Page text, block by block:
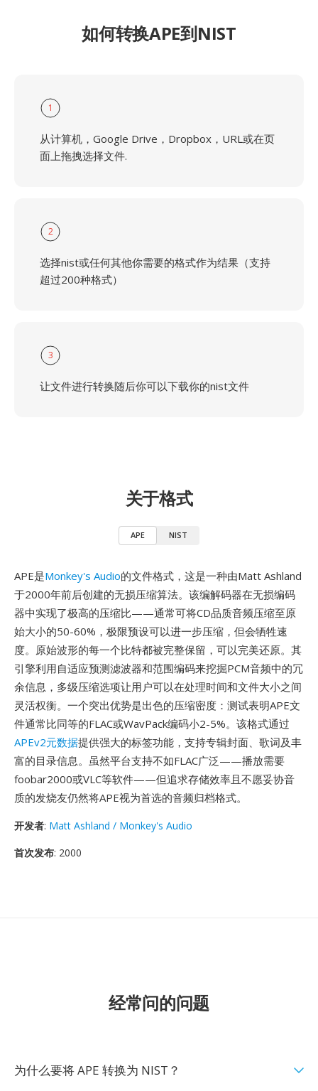
如何转换APE到NIST
1
从计算机，Google Drive，Dropbox，URL或在页
面上拖拽选择文件.
2
选择nist或任何其他你需要的格式作为结果（支持
超过200种格式）
3
让文件进行转换随后你可以下载你的nist文件
关于格式
APE NIST
APE是Monkey's Audio的文件格式，这是一种由Matt Ashland
于2000年前后创建的无损压缩算法。该编解码器在无损编码
器中实现了极高的压缩比——通常可将CD品质音频压缩至原
始大小的50-60%，极限预设可以进一步压缩，但会牺牲速
度。原始波形的每一个比特都被完整保留，可以完美还原。其
引擎利用自适应预测滤波器和范围编码来挖掘PCM音频中的冗
余信息，多级压缩选项让用户可以在处理时间和文件大小之间
灵活权衡。一个突出优势是出色的压缩密度：测试表明APE文
件通常比同等的FLAC或WavPack编码小2-5%。该格式通过
APEv2元数据提供强大的标签功能，支持专辑封面、歌词及丰
富的目录信息。虽然平台支持不如FLAC广泛——播放需要
foobar2000或VLC等软件——但追求存储效率且不愿妥协音
质的发烧友仍然将APE视为首选的音频归档格式。
开发者: Matt Ashland / Monkey's Audio
首次发布: 2000
经常问的问题
为什么要将 APE 转换为 NIST？